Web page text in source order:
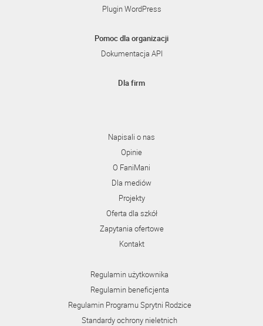
Plugin WordPress
Pomoc dla organizacji
Dokumentacja API
Dla firm
Napisali o nas
Opinie
O FaniMani
Dla mediów
Projekty
Oferta dla szkół
Zapytania ofertowe
Kontakt
Regulamin użytkownika
Regulamin beneficjenta
Regulamin Programu Sprytni Rodzice
Standardy ochrony nieletnich